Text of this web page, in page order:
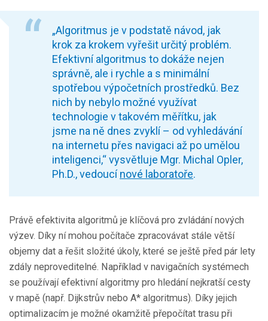
„Algoritmus je v podstatě návod, jak
krok za krokem vyřešit určitý problém.
Efektivní algoritmus to dokáže nejen
správně, ale i rychle a s minimální
spotřebou výpočetních prostředků. Bez
nich by nebylo možné využívat
technologie v takovém měřítku, jak
jsme na ně dnes zvyklí – od vyhledávání
na internetu přes navigaci až po umělou
inteligenci,“ vysvětluje Mgr. Michal Opler,
Ph.D., vedoucínové laboratoře.
Právě efektivita algoritmů je klíčová pro zvládání nových
výzev. Díky ní mohou počítače zpracovávat stále větší
objemy dat a řešit složité úkoly, které se ještě před pár lety
zdály neproveditelné. Například v navigačních systémech
se používají efektivní algoritmy pro hledání nejkratší cesty
v mapě (např. Dijkstrův nebo A* algoritmus). Díky jejich
optimalizacím je možné okamžitě přepočítat trasu při